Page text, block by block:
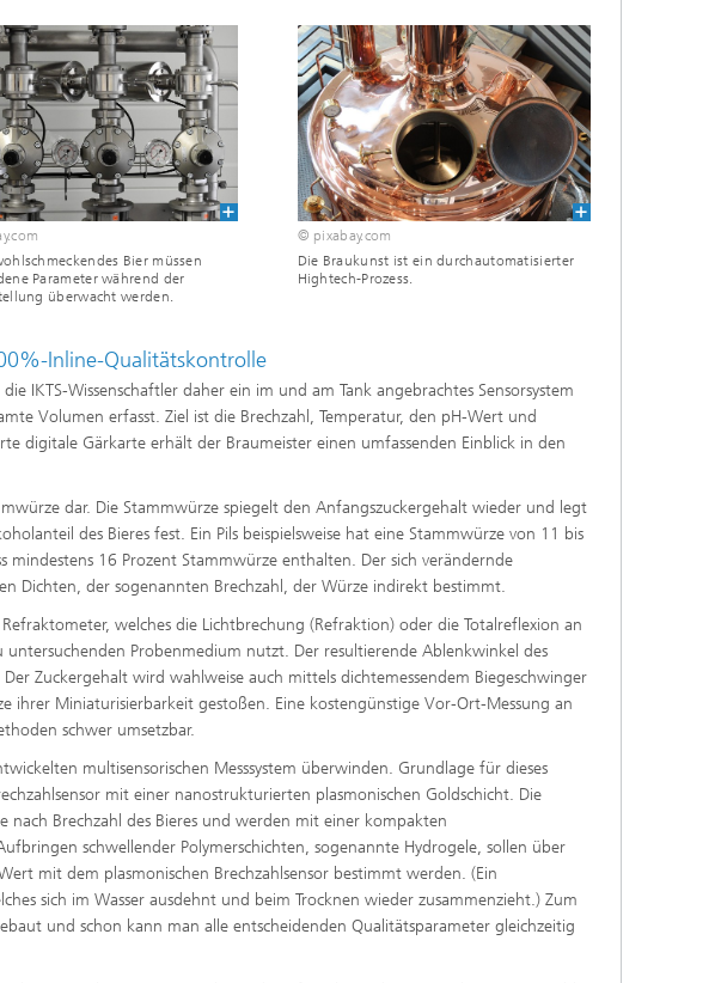
Bier müssen
Parameter während der
überwacht werden.
© pixabay.com
Die Braukunst ist ein durchautomatisierter
Hightech-Prozess.
Inline-Qualitätskontrolle
IKTS-Wissenschaftler daher ein im und am Tank angebrachtes Sensorsystem
Volumen erfasst. Ziel ist die Brechzahl, Temperatur, den pH-Wert und
digitale Gärkarte erhält der Braumeister einen umfassenden Einblick in den
dar. Die Stammwürze spiegelt den Anfangszuckergehalt wieder und legt
des Bieres fest. Ein Pils beispielsweise hat eine Stammwürze von 11 bis
mindestens 16 Prozent Stammwürze enthalten. Der sich verändernde
Dichten, der sogenannten Brechzahl, der Würze indirekt bestimmt.
welches die Lichtbrechung (Refraktion) oder die Totalreflexion an
Probenmedium nutzt. Der resultierende Ablenkwinkel des
Zuckergehalt wird wahlweise auch mittels dichtemessendem Biegeschwinger
ihrer Miniaturisierbarkeit gestoßen. Eine kostengünstige Vor-Ort-Messung an
schwer umsetzbar.
multisensorischen Messsystem überwinden. Grundlage für dieses
mit einer nanostrukturierten plasmonischen Goldschicht. Die
nach Brechzahl des Bieres und werden mit einer kompakten
schwellender Polymerschichten, sogenannte Hydrogele, sollen über
mit dem plasmonischen Brechzahlsensor bestimmt werden. (Ein
sich im Wasser ausdehnt und beim Trocknen wieder zusammenzieht.) Zum
und schon kann man alle entscheidenden Qualitätsparameter gleichzeitig